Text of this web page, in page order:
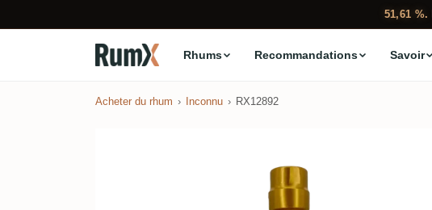
51,61 %.
Rhums Recommandations Savoir
Acheter du rhum Inconnu RX12892